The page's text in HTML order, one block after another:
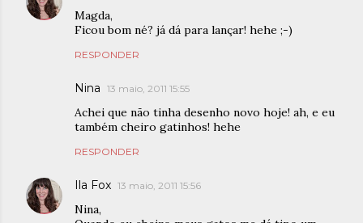
Magda,
Ficou bom né? já dá para lançar! hehe ;-)
RESPONDER
Nina 13 maio, 2011 15:55
Achei que não tinha desenho novo hoje! ah, e eu
também cheiro gatinhos! hehe
RESPONDER
Ila Fox 13 maio, 2011 15:56
Nina,